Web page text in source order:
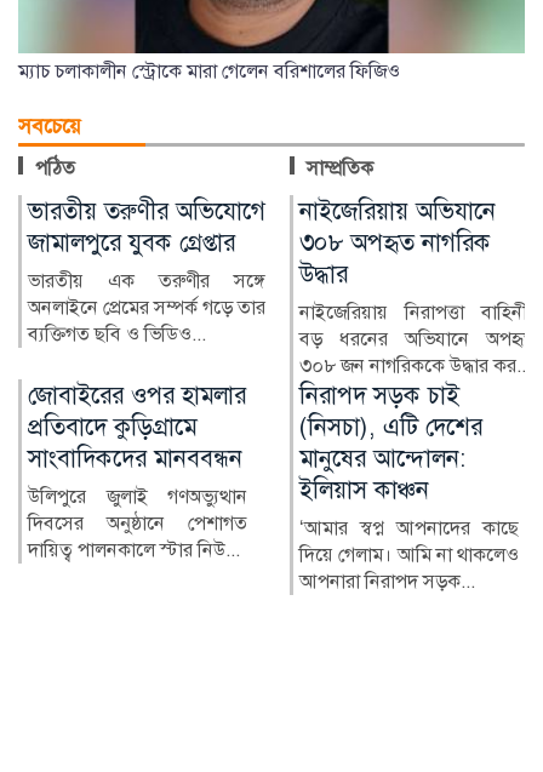
ম্যাচ চলাকালীন স্ট্রোকে মারা গেলেন বরিশালের ফিজিও
সবচেয়ে
পঠিত সাম্প্রতিক
ভারতীয় তরুণীর অভিযোগে
জামালপুরে যুবক গ্রেপ্তার
ভারতীয় এক তরুণীর সঙ্গে
অনলাইনে প্রেমের সম্পর্ক গড়ে তার
ব্যক্তিগত ছবি ও ভিডিও...
নাইজেরিয়ায় অভিযানে
৩০৮ অপহৃত নাগরিক
উদ্ধার
নাইজেরিয়ায় নিরাপত্তা বাহিনীর
বড় ধরনের অভিযানে অপহৃত
৩০৮ জন নাগরিককে উদ্ধার কর...
জোবাইরের ওপর হামলার
প্রতিবাদে কুড়িগ্রামে
সাংবাদিকদের মানববন্ধন
উলিপুরে জুলাই গণঅভ্যুত্থান
দিবসের অনুষ্ঠানে পেশাগত
দায়িত্ব পালনকালে স্টার নিউ...
নিরাপদ সড়ক চাই
(নিসচা), এটি দেশের
মানুষের আন্দোলন:
ইলিয়াস কাঞ্চন
‘আমার স্বপ্ন আপনাদের কাছে
দিয়ে গেলাম। আমি না থাকলেও
আপনারা নিরাপদ সড়ক...